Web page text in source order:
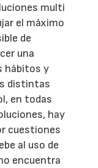
multi
el máximo
de
una
hábitos y
distintas
en todas
hay
cuestiones
al uso de
encuentra